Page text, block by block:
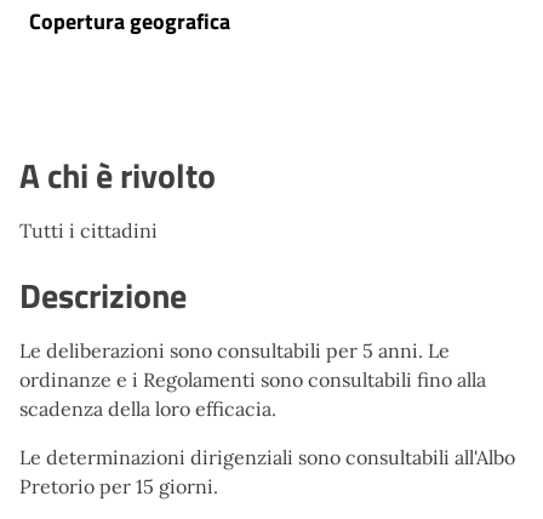
Copertura geografica
A chi è rivolto
Tutti i cittadini
Descrizione
Le deliberazioni sono consultabili per 5 anni. Le
ordinanze e i Regolamenti sono consultabili fino alla
scadenza della loro efficacia.
Le determinazioni dirigenziali sono consultabili all'Albo
Pretorio per 15 giorni.